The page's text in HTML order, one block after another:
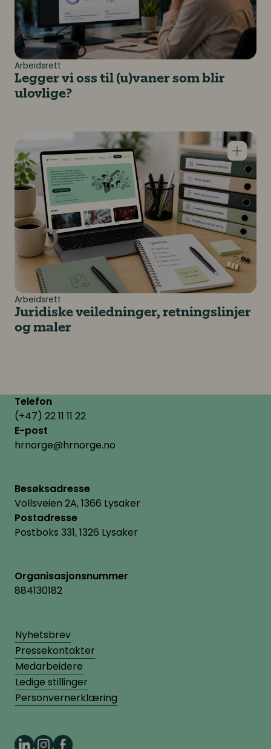
Arbeidsrett
Legger vi oss til (u)vaner som blir
ulovlige?
Arbeidsrett
Juridiske veiledninger, retningslinjer
og maler
Juridiske veiledninger, retningslinjer og maler
Telefon
(+47) 22 11 11 22
E-post
hrnorge@hrnorge.no
Besøksadresse
Vollsveien 2A, 1366 Lysaker
Postadresse
Postboks 331, 1326 Lysaker
Organisasjonsnummer
884130182
Nyhetsbrev
Pressekontakter
Medarbeidere
Ledige stillinger
Personvernerklæring